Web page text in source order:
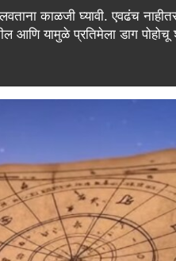
काळजी घ्यावी. एवढंच
आणि यामुळे प्रतिमेला डाग